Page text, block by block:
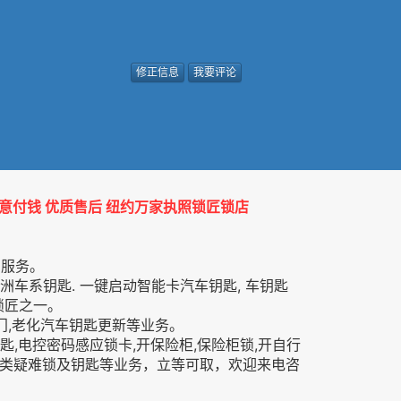
修正信息 我要评论
付钱 优质售后 纽约万家执照锁匠锁店
务。
车系钥匙. 一键启动智能卡汽车钥匙, 车钥匙
之一。
,老化汽车钥匙更新等业务。
,电控密码感应锁卡,开保险柜,保险柜锁,开自行
疑难锁及钥匙等业务，立等可取，欢迎来电咨